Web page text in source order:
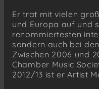
Er trat mit vielen
und Europa auf und
renommiertesten
sondern auch bei
Zwischen 2006 und
Chamber Music
2012/13 ist er Artist